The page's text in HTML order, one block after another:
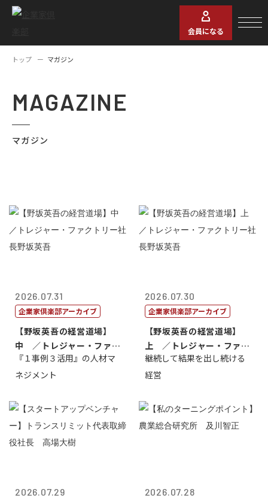
会員になる
トップ マガジン
MAGAZINE
マガジン
2026.07.31
企業家倶楽部アーカイブ
【野坂英吾の経営道場】
中 ／トレジャー・ファク
トリー社長野坂...
『１事例３活用』の人材マ
ネジメント
2026.07.30
企業家倶楽部アーカイブ
【野坂英吾の経営道場】
上 ／トレジャー・ファク
トリー社長野坂...
継続して結果を出し続ける
経営
2026.07.29 2026.07.28